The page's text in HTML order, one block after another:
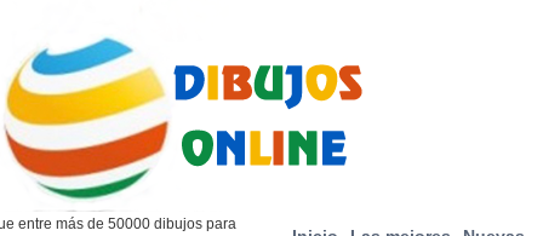
entre más de 50000 dibujos para